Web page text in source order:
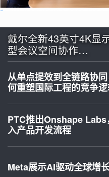
戴尔全新43英寸4K显
型会议空间协作…
从单点提效到全链路协
何重塑国际工程的竞争
PTC推出Onshape
入产品开发流程
Meta展示AI驱动全球增